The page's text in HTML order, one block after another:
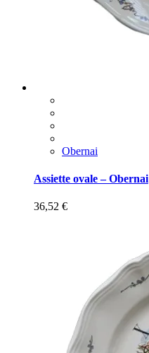
Obernai
Assiette ovale – Obernai
36,52 €